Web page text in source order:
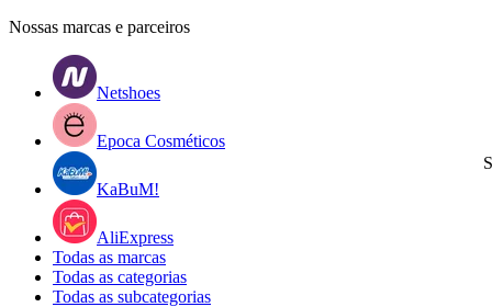
Nossas marcas e parceiros
Netshoes
Epoca Cosméticos
KaBuM!
AliExpress
Todas as marcas
Todas as categorias
Todas as subcategorias